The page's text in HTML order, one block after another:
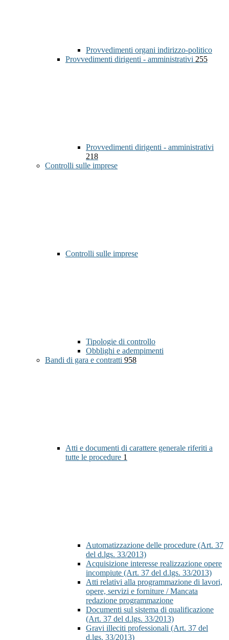
Provvedimenti organi indirizzo-politico
Provvedimenti dirigenti - amministrativi 255
Provvedimenti dirigenti - amministrativi
218
Controlli sulle imprese
Controlli sulle imprese
Tipologie di controllo
Obblighi e adempimenti
Bandi di gara e contratti 958
Atti e documenti di carattere generale riferiti a
tutte le procedure 1
Automatizzazione delle procedure (Art. 37
del d.lgs. 33/2013)
Acquisizione interesse realizzazione opere
incompiute (Art. 37 del d.lgs. 33/2013)
Atti relativi alla programmazione di lavori,
opere, servizi e forniture / Mancata
redazione programmazione
Documenti sul sistema di qualificazione
(Art. 37 del d.lgs. 33/2013)
Gravi illeciti professionali (Art. 37 del
d.lgs. 33/2013)